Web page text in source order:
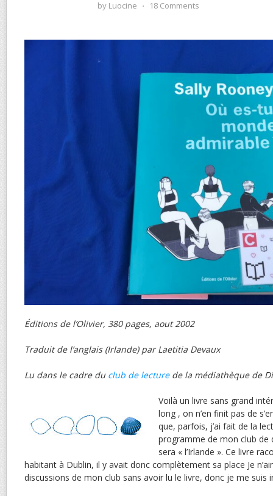
by Luocine ⋅ 18 Comments
Éditions de l’Olivier, 380 pages, aout 2002
Traduit de l’anglais (Irlande) par Laetitia Devaux
Lu dans le cadre du club de lecturede la médiathèque de
Voilà un livre sans grand
long , on n’en finit pas de
que, parfois, j’ai fait de la
programme de mon club
sera « l’Irlande ». Ce livre
habitant à Dublin, il y avait donc complètement sa place Je
discussions de mon club sans avoir lu le livre, donc je me suis